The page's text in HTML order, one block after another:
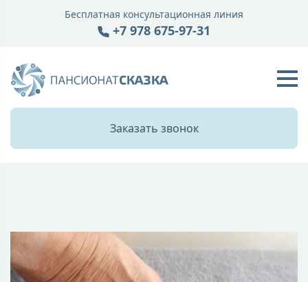
Бесплатная консультационная линия
+7 978 675-97-31
Заказать звонок